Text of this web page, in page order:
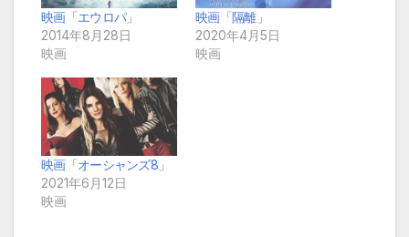
映画「エウロパ」
2014年8月28日
映画
映画「隔離」
2020年4月5日
映画
映画「オーシャンズ8」
2021年6月12日
映画